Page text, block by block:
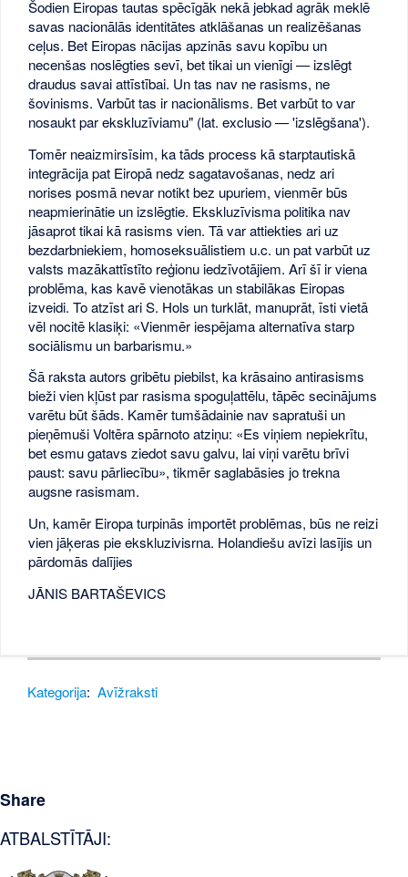
Šodien Eiropas tautas spēcīgāk nekā jebkad agrāk meklē
savas nacionālās identitātes atklāšanas un realizēšanas
ceļus. Bet Eiropas nācijas apzinās savu kopību un
necenšas noslēgties sevī, bet tikai un vienīgi — izslēgt
draudus savai attīstībai. Un tas nav ne rasisms, ne
šovinisms. Varbūt tas ir nacionālisms. Bet varbūt to var
nosaukt par ekskluzīviamu" (lat. exclusio — 'izslēgšana').
Tomēr neaizmirsīsim, ka tāds process kā starptautiskā
integrācija pat Eiropā nedz sagatavošanas, nedz ari
norises posmā nevar notikt bez upuriem, vienmēr būs
neapmierinātie un izslēgtie. Ekskluzīvisma politika nav
jāsaprot tikai kā rasisms vien. Tā var attiekties ari uz
bezdarbniekiem, homoseksuālistiem u.c. un pat varbūt uz
valsts mazākattīstīto reģionu iedzīvotājiem. Arī šī ir viena
problēma, kas kavē vienotākas un stabilākas Eiropas
izveidi. To atzīst ari S. Hols un turklāt, manuprāt, īsti vietā
vēl nocitē klasiķi: «Vienmēr iespējama alternatīva starp
sociālismu un barbarismu.»
Šā raksta autors gribētu piebilst, ka krāsaino antirasisms
bieži vien kļūst par rasisma spoguļattēlu, tāpēc secinājums
varētu būt šāds. Kamēr tumšādainie nav sapratuši un
pieņēmuši Voltēra spārnoto atziņu: «Es viņiem nepiekrītu,
bet esmu gatavs ziedot savu galvu, lai viņi varētu brīvi
paust: savu pārliecību», tikmēr saglabāsies jo trekna
augsne rasismam.
Un, kamēr Eiropa turpinās importēt problēmas, būs ne reizi
vien jāķeras pie ekskluzivisrna. Holandiešu avīzi lasījis un
pārdomās dalījies
JĀNIS BARTAŠEVICS
Kategorija: Avīžraksti
Share
ATBALSTĪTĀJI: